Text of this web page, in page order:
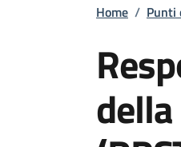
Home / Punti